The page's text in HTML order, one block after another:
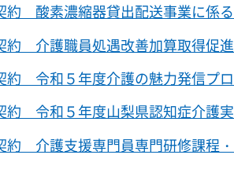
酸素濃縮器貸出配送事業に係る
介護職員処遇改善加算取得促進
令和５年度介護の魅力発信プロ
令和５年度山梨県認知症介護実
介護支援専門員専門研修課程